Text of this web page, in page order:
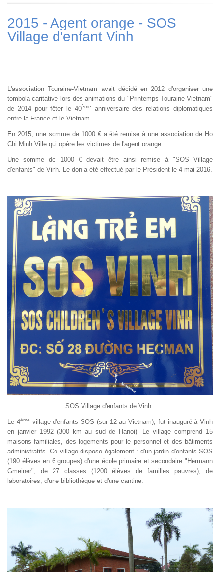
2015 - Agent orange - SOS
Village d'enfant Vinh
L'association Touraine-Vietnam avait décidé en 2012 d'organiser une
tombola caritative lors des animations du "Printemps Touraine-Vietnam"
de 2014 pour fêter le 40ème
anniversaire des relations diplomatiques
entre la France et le Vietnam.
En 2015, une somme de 1000 € a été remise à une association de Ho
Chi Minh Ville qui opère les victimes de l'agent orange.
Une somme de 1000 € devait être ainsi remise à "SOS Village
d'enfants" de Vinh. Le don a été effectué par le Président le 4 mai 2016.
SOS Village d'enfants de Vinh
Le 4ème village d'enfants SOS (sur 12 au Vietnam), fut inauguré à Vinh
en janvier 1992 (300 km au sud de Hanoi). Le village comprend 15
maisons familiales, des logements pour le personnel et des bâtiments
administratifs. Ce village dispose également : d'un jardin d'enfants SOS
(190 élèves en 6 groupes) d'une école primaire et secondaire "Hermann
Gmeiner", de 27 classes (1200 élèves de familles pauvres), de
laboratoires, d'une bibliothèque et d'une cantine.